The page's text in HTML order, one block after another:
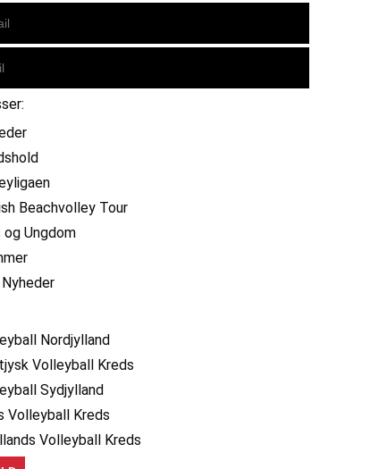
Beachvolley Tour
og Ungdom
Nordjylland
Volleyball Kreds
Sydjylland
Volleyball Kreds
Volleyball Kreds